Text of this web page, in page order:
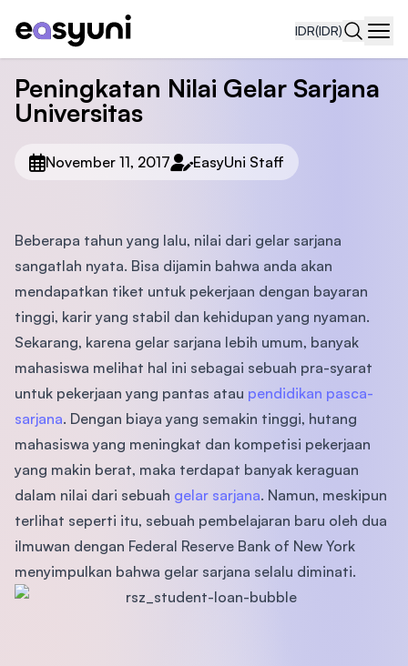
IDR(IDR)
Peningkatan Nilai Gelar Sarjana
Universitas
November 11, 2017 EasyUni Staff
Beberapa tahun yang lalu, nilai dari gelar sarjana
sangatlah nyata. Bisa dijamin bahwa anda akan
mendapatkan tiket untuk pekerjaan dengan bayaran
tinggi, karir yang stabil dan kehidupan yang nyaman.
Sekarang, karena gelar sarjana lebih umum, banyak
mahasiswa melihat hal ini sebagai sebuah pra-syarat
untuk pekerjaan yang pantas atau pendidikan pasca-
sarjana. Dengan biaya yang semakin tinggi, hutang
mahasiswa yang meningkat dan kompetisi pekerjaan
yang makin berat, maka terdapat banyak keraguan
dalam nilai dari sebuah gelar sarjana. Namun, meskipun
terlihat seperti itu, sebuah pembelajaran baru oleh dua
ilmuwan dengan Federal Reserve Bank of New York
menyimpulkan bahwa gelar sarjana selalu diminati.